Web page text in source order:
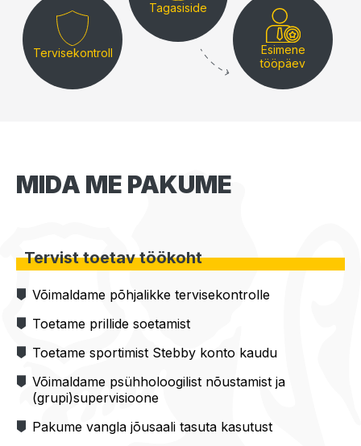
Tervisekontroll
Tagasiside
Esimene
tööpäev
MIDA ME PAKUME
Tervist toetav töökoht
Võimaldame põhjalikke tervisekontrolle
Toetame prillide soetamist
Toetame sportimist Stebby konto kaudu
Võimaldame psühholoogilist nõustamist ja
(grupi)supervisioone
Pakume vangla jõusaali tasuta kasutust